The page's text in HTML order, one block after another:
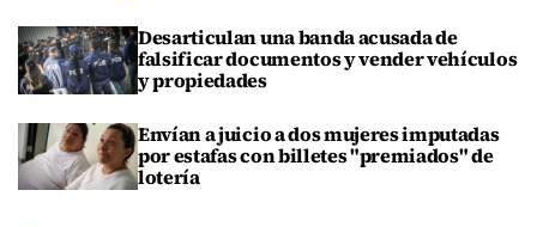
Desarticulan una banda acusada de
falsificar documentos y vender vehículos
y propiedades
Envían a juicio a dos mujeres imputadas
por estafas con billetes "premiados" de
lotería